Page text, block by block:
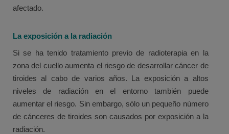
afectado.
La exposición a la radiación
Si se ha tenido tratamiento previo de radioterapia en la
zona del cuello aumenta el riesgo de desarrollar cáncer de
tiroides al cabo de varios años. La exposición a altos
niveles de radiación en el entorno también puede
aumentar el riesgo. Sin embargo, sólo un pequeño número
de cánceres de tiroides son causados por exposición a la
radiación.